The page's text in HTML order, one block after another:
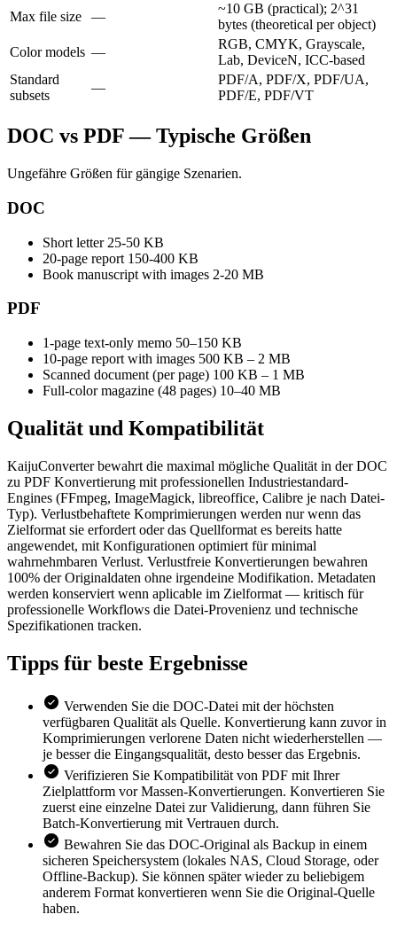
Max file size —
~10 GB (practical); 2^31
bytes (theoretical per object)
Color models —
RGB, CMYK, Grayscale,
Lab, DeviceN, ICC-based
Standard
subsets
—
PDF/A, PDF/X, PDF/UA,
PDF/E, PDF/VT
DOC vs PDF — Typische Größen
Ungefähre Größen für gängige Szenarien.
DOC
Short letter 25-50 KB
20-page report 150-400 KB
Book manuscript with images 2-20 MB
PDF
1-page text-only memo 50–150 KB
10-page report with images 500 KB – 2 MB
Scanned document (per page) 100 KB – 1 MB
Full-color magazine (48 pages) 10–40 MB
Qualität und Kompatibilität
KaijuConverter bewahrt die maximal mögliche Qualität in der DOC
zu PDF Konvertierung mit professionellen Industriestandard-
Engines (FFmpeg, ImageMagick, libreoffice, Calibre je nach Datei-
Typ). Verlustbehaftete Komprimierungen werden nur wenn das
Zielformat sie erfordert oder das Quellformat es bereits hatte
angewendet, mit Konfigurationen optimiert für minimal
wahrnehmbaren Verlust. Verlustfreie Konvertierungen bewahren
100% der Originaldaten ohne irgendeine Modifikation. Metadaten
werden konserviert wenn aplicable im Zielformat — kritisch für
professionelle Workflows die Datei-Provenienz und technische
Spezifikationen tracken.
Tipps für beste Ergebnisse
Verwenden Sie die DOC-Datei mit der höchsten
verfügbaren Qualität als Quelle. Konvertierung kann zuvor in
Komprimierungen verlorene Daten nicht wiederherstellen —
je besser die Eingangsqualität, desto besser das Ergebnis.
Verifizieren Sie Kompatibilität von PDF mit Ihrer
Zielplattform vor Massen-Konvertierungen. Konvertieren Sie
zuerst eine einzelne Datei zur Validierung, dann führen Sie
Batch-Konvertierung mit Vertrauen durch.
Bewahren Sie das DOC-Original als Backup in einem
sicheren Speichersystem (lokales NAS, Cloud Storage, oder
Offline-Backup). Sie können später wieder zu beliebigem
anderem Format konvertieren wenn Sie die Original-Quelle
haben.